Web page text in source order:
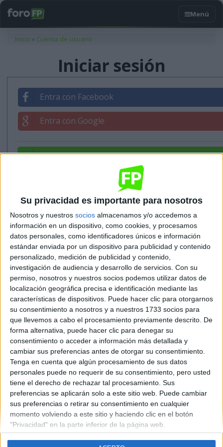
Su privacidad es importante para nosotros
Nosotros y nuestros socios almacenamos y/o accedemos a
información en un dispositivo, como cookies, y procesamos
datos personales, como identificadores únicos e información
estándar enviada por un dispositivo para publicidad y contenido
personalizado, medición de publicidad y contenido,
investigación de audiencia y desarrollo de servicios. Con su
permiso, nosotros y nuestros socios podemos utilizar datos de
localización geográfica precisa e identificación mediante las
características de dispositivos. Puede hacer clic para otorgarnos
su consentimiento a nosotros y a nuestros 1733 socios para
que llevemos a cabo el procesamiento previamente descrito. De
forma alternativa, puede hacer clic para denegar su
consentimiento o acceder a información más detallada y
cambiar sus preferencias antes de otorgar su consentimiento.
Tenga en cuenta que algún procesamiento de sus datos
personales puede no requerir de su consentimiento, pero usted
tiene el derecho de rechazar tal procesamiento. Sus
preferencias se aplicarán solo a este sitio web. Puede cambiar
sus preferencias o retirar su consentimiento en cualquier
momento volviendo a este sitio y haciendo clic en el botón
"Privacidad" en la parte inferior de la página web.
Usted está aquí
Inicio » Cuenta de usuario
Iniciar sesión
Entra con Facebook
Entra con Google
Entrar con tu correo
Contáctanos
Diego de León 47, 28006 Madrid
Phone:+34 91 593 2767
Email: info@forofp.es
Información legal
Aviso legal
Política de privacidad
Condiciones generales de contratación
Política de cookies